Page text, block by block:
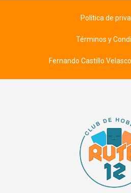
Política de
Términos y
Fernando Castillo